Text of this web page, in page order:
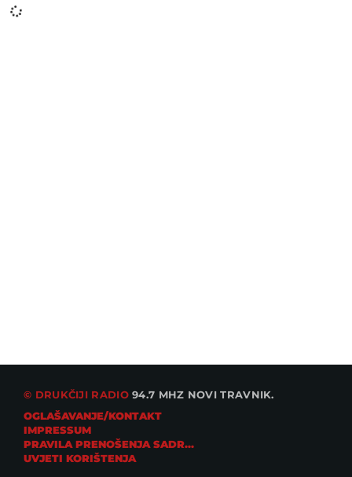
© DRUKČIJI RADIO94.7 MHZ NOVI TRAVNIK.
OGLAŠAVANJE/KONTAKT
IMPRESSUM
PRAVILA PRENOŠENJA SADRŽAJA
UVJETI KORIŠTENJA